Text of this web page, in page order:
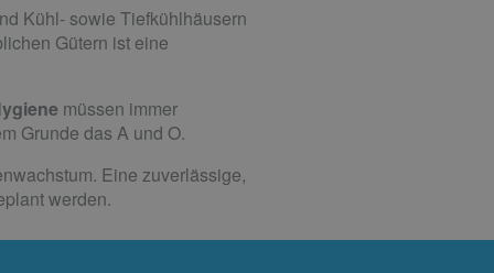
Kühl- sowie Tiefkühlhäusern
Gütern ist eine
müssen immer
Grunde das A und O.
Eine zuverlässige,
werden.